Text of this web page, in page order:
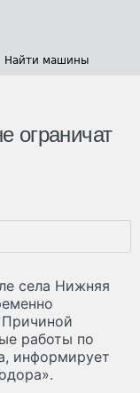
Найти машины
ограничат
села Нижняя
Причиной
работы по
информирует